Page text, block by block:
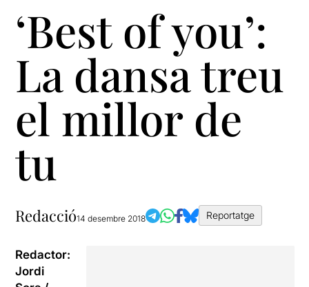
‘Best of you’:
La dansa treu
el millor de
tu
Redacció14 desembre 2018 Reportatge
Redactor:
Jordi